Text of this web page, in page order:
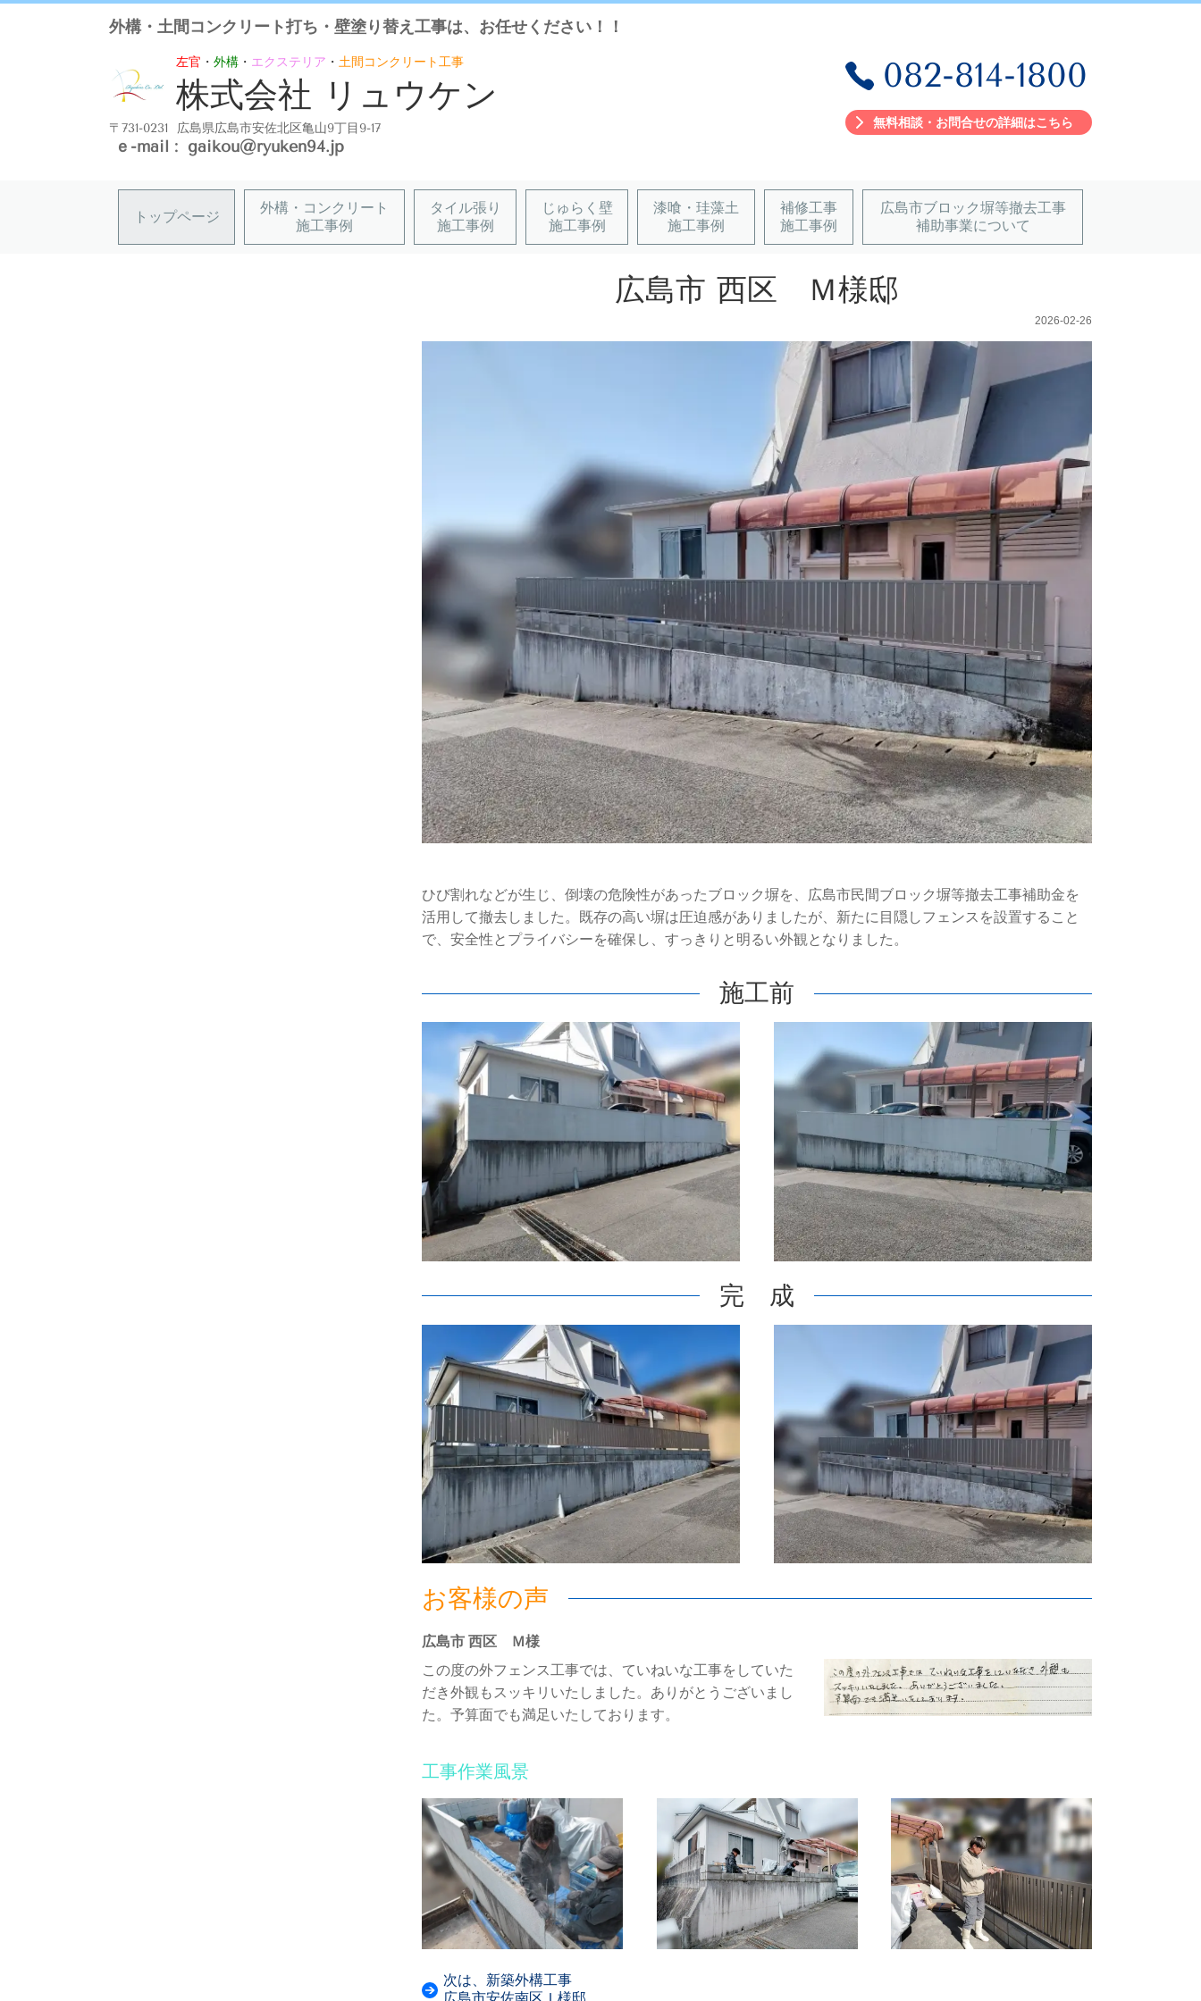
外構・土間コンクリート打ち・壁塗り替え工事は、お任せください！！
左官 ・ 外構 ・ エクステリア ・ 土間コンクリート工事
株式会社 リュウケン
〒731-0231 広島県広島市安佐北区亀山9丁目9-17
ｅ-mail : gaikou@ryuken94.jp
082-814-1800
無料相談・お問合せの詳細はこちら
トップページ
外構・コンクリート
施工事例
タイル張り
施工事例
じゅらく壁
施工事例
漆喰・珪藻土
施工事例
補修工事
施工事例
広島市ブロック塀等撤去工事
補助事業について
広島市 西区 Ｍ様邸
2026-02-26
ひび割れなどが生じ、倒壊の危険性があったブロック塀を、 広島市民間ブロック塀等撤去工事補助金を
活用して撤去しました。既存の高い塀は圧迫感がありましたが、新たに目隠しフェンスを設置すること
で、安全性とプライバシーを確保し、すっきりと明るい外観となりました。
施工前
完 成
お客様の声
広島市 西区 Ｍ様
この度の外フェンス工事では、ていねいな工事をしていた
だき外観もスッキリいたしました。ありがとうございまし
た。予算面でも満足いたしております。
工事作業風景
次は、新築外構工事